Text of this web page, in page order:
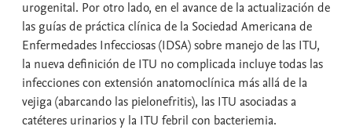
urogenital. Por otro lado, en el avance de la actualización de
las guías de práctica clínica de la Sociedad Americana de
Enfermedades Infecciosas (IDSA) sobre manejo de las ITU,
la nueva definición de ITU no complicada incluye todas las
infecciones con extensión anatomoclínica más allá de la
vejiga (abarcando las pielonefritis), las ITU asociadas a
catéteres urinarios y la ITU febril con bacteriemia.